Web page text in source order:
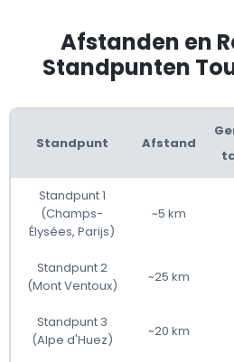
Afstanden en
Standpunten
Standpunt Afstand
Standpunt 1
(Champs-
Élysées, Parijs)
~5 km
Standpunt 2
(Mont Ventoux)
~25 km
Standpunt 3
(Alpe d'Huez)
~20 km